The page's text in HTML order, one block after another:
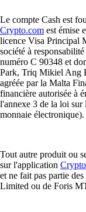
Le compte Cash est
Crypto.com est émise
licence Visa Principal
société à
numéro C 90348 et
Park, Triq Mikiel Ang
agréée par la Malta
financière autorisée à
l'annexe 3 de la loi sur
monnaie électronique).
Tout autre produit ou
sur l'application
et ne fait pas partie
Limited ou de Foris